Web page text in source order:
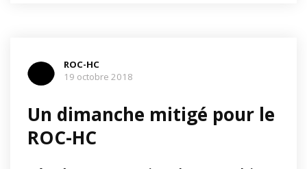
ROC-HC
19 octobre 2018
Un dimanche mitigé pour le
ROC-HC